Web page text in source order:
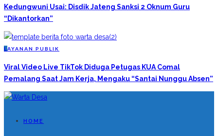
Kedungwuni Usai: Disdik Jateng Sanksi 2 Oknum Guru
“Dikantorkan”
L AYANAN PUBLIK
Viral Video Live TikTok Diduga Petugas KUA Comal
Pemalang Saat Jam Kerja, Mengaku “Santai Nunggu Absen”
HOME